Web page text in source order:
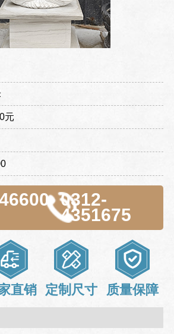
元
0312-
4351675
直销 定制尺寸 质量保障